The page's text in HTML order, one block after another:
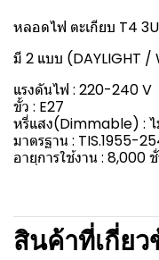
หลอดไฟ ตะเกียบ T4
มี 2 แบบ (DAYLIGHT /
แรงดันไฟ : 220-240 V
ขั้ว : E27
หรี่แสง(Dimmable) : ไ
มาตรฐาน : TIS.1955-
อายุการใช้งาน : 8,000
สินค้าที่เกี่ยว